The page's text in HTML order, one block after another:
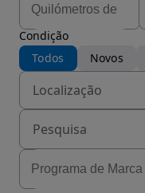
Condição
Todos
Novos
Localização